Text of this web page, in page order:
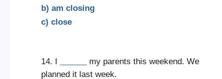
b) am closing
c) close
14. I
my parents this weekend. We
planned it last week.